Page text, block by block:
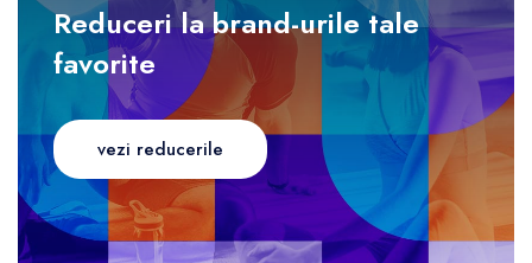
Reduceri la brand-urile tale
favorite
vezi reducerile